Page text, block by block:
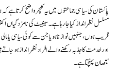
پاکستان کی سیاسی جماعتوں میں یہ کلچر واضح کرتا
مسلسل نظرانداز کیا جا رہا ہے۔ سینیٹ کی نامزدگیاں
قریب ہوں، جنہیں نوازنا ہو یا جن سے کوئی سیاسی
اور خدمت کا جذبہ رکھنے والے افراد نظر انداز ہو
نقصان پہنچتا ہے۔